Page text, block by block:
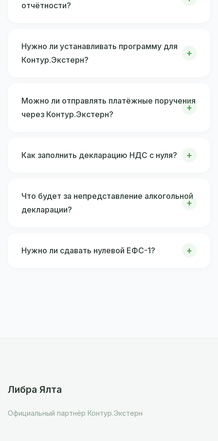
отчётности?
Нужно ли устанавливать программу для
Контур.Экстерн?
Можно ли отправлять платёжные поручения
через Контур.Экстерн?
Как заполнить декларацию НДС с нуля?
Что будет за непредставление алкогольной
декларации?
Нужно ли сдавать нулевой ЕФС-1?
Либра Ялта
Официальный партнёр Контур.Экстерн